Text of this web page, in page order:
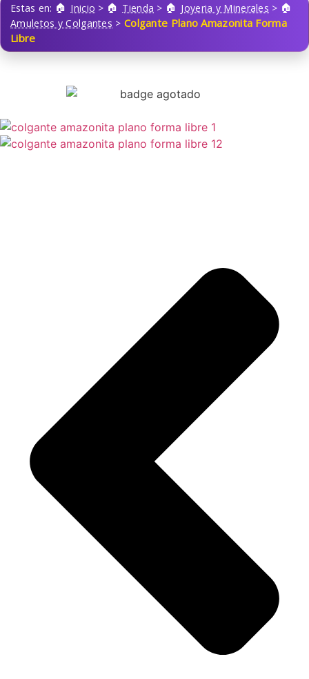
Estas en: Inicio > Tienda > Joyeria y Minerales >
Amuletos y Colgantes > Colgante Plano Amazonita Forma
Libre